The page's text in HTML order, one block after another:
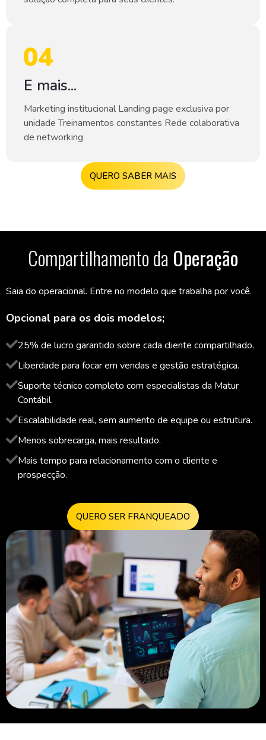
E mais...
Marketing institucional Landing page exclusiva por
unidade Treinamentos constantes Rede colaborativa
de networking
QUERO SABER MAIS
Compartilhamento da Operação
Saia do operacional. Entre no modelo que trabalha por você.
Opcional para os dois modelos;
25% de lucro garantido sobre cada cliente compartilhado.
Liberdade para focar em vendas e gestão estratégica.
Suporte técnico completo com especialistas da Matur
Contábil.
Escalabilidade real, sem aumento de equipe ou estrutura.
Menos sobrecarga, mais resultado.
Mais tempo para relacionamento com o cliente e
prospecção.
QUERO SER FRANQUEADO